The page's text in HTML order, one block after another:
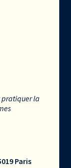
pratiquer la
Paris